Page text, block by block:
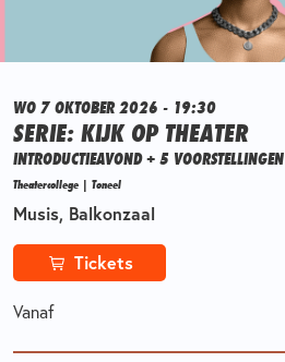
WO 7 OKTOBER 2026 - 19:30
SERIE: KIJK OP THEATER
INTRODUCTIEAVOND + 5 VOORSTELLINGEN
Theatercollege | Toneel
Musis, Balkonzaal
Tickets
Vanaf